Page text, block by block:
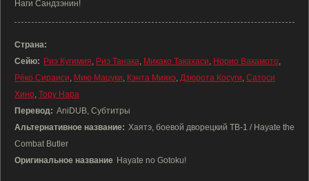
Наги Сандзэнин!
Страна:
Сейю: Риэ Кугимия, Риэ Танака, Микако Такахаси, Норио Вакамото,
Рёко Сираиси, Мию Мацуки, Кэнта Миякэ, Дзюрота Косуги, Сатоси
Хино, Тору Нара
Перевод: AniDUB, Субтитры
Альтернативное название: Хаятэ, боевой дворецкий ТВ-1 / Hayate the
Combat Butler
Оригинальное название Hayate no Gotoku!